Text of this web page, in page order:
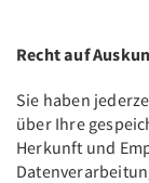
Recht auf
Sie haben
über Ihre
Herkunft und